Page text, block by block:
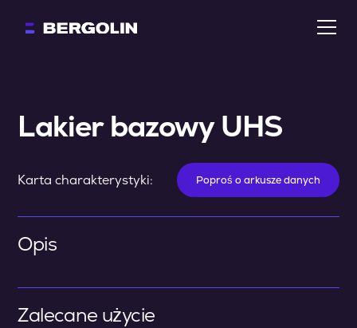
Lakier bazowy UHS
Karta charakterystyki: Poproś o arkusze danych
Opis
Zalecane użycie